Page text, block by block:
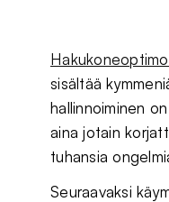
sisältää
hallinnoiminen
aina jotain
tuhansia
Seuraavaksi